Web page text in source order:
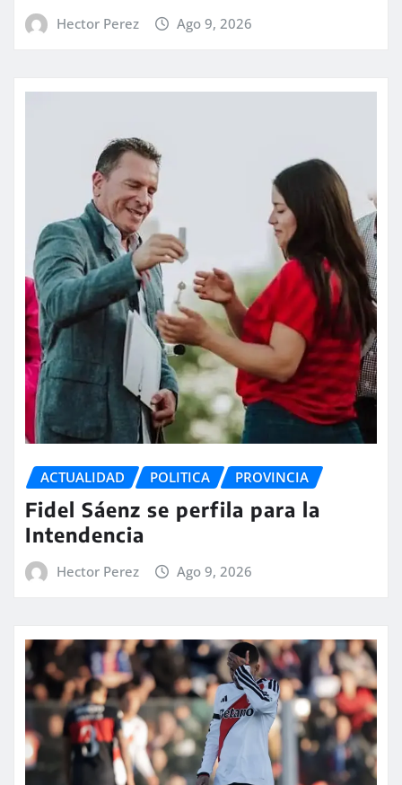
Hector Perez Ago 9, 2026
ACTUALIDAD POLITICA PROVINCIA
Fidel Sáenz se perfila para la
Intendencia
Hector Perez Ago 9, 2026